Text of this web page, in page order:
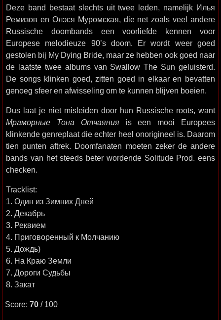
Deze band bestaat slechts uit twee leden, namelijk Илья
Ремизов en Олэся Муромская, die net zoals veel andere
Russische doombands een voorliefde kennen voor
Europese melodieuze 90’s doom. Er wordt weer goed
gestolen bij My Dying Bride, maar ze hebben ook goed naar
de laatste twee albums van Swallow The Sun geluisterd.
De songs klinken goed, zitten goed in elkaar en bevatten
genoeg sfeer en afwisseling om te kunnen blijven boeien.
Dus laat je niet misleiden door hun Russische roots, want
Мраморные Тона Отчаянияis een mooi Europees
klinkende genreplaat die echter heel onorigineel is. Daarom
tien punten aftrek. Doomfanaten moeten zeker de andere
bands van het steeds beter wordende Solitude Prod. eens
checken.
Tracklist:
1. Один из Зимних Дней
2. Декабрь
3. Реквием
4. Приговоренный к Молчанию
5. Дождь)
6. На Краю Земли
7. Дороги Судьбы
8. Закат
Score: 70 / 100